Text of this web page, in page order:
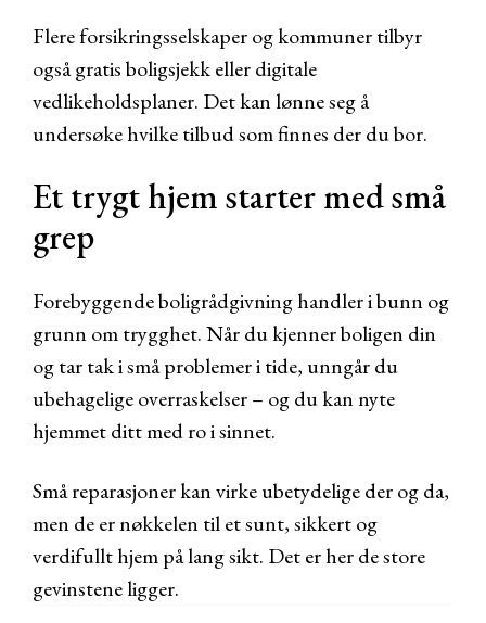
Flere forsikringsselskaper og kommuner tilbyr
også gratis boligsjekk eller digitale
vedlikeholdsplaner. Det kan lønne seg å
undersøke hvilke tilbud som finnes der du bor.
Et trygt hjem starter med små
grep
Forebyggende boligrådgivning handler i bunn og
grunn om trygghet. Når du kjenner boligen din
og tar tak i små problemer i tide, unngår du
ubehagelige overraskelser – og du kan nyte
hjemmet ditt med ro i sinnet.
Små reparasjoner kan virke ubetydelige der og da,
men de er nøkkelen til et sunt, sikkert og
verdifullt hjem på lang sikt. Det er her de store
gevinstene ligger.